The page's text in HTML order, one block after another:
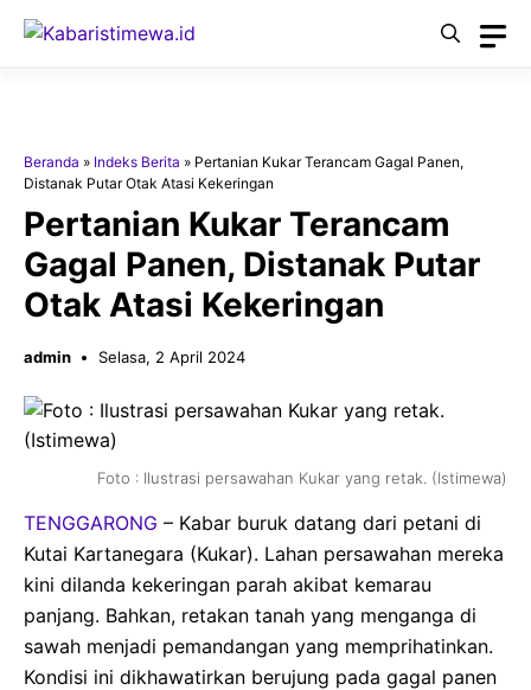
Langsung
Beranda » Indeks Berita » Pertanian Kukar Terancam Gagal Panen,
Distanak Putar Otak Atasi Kekeringan
Pertanian Kukar Terancam
Gagal Panen, Distanak Putar
Otak Atasi Kekeringan
admin Selasa, 2 April 2024
Foto : Ilustrasi persawahan Kukar yang retak. (Istimewa)
TENGGARONG – Kabar buruk datang dari petani di
Kutai Kartanegara (Kukar). Lahan persawahan mereka
kini dilanda kekeringan parah akibat kemarau
panjang. Bahkan, retakan tanah yang menganga di
sawah menjadi pemandangan yang memprihatinkan.
Kondisi ini dikhawatirkan berujung pada gagal panen